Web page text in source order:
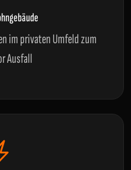
im privaten Umfeld zum
Ausfall